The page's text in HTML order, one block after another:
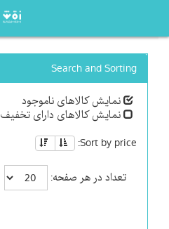
Search and Sorting
نمایش کالاهای ناموجود
نمایش کالاهای دارای تخفیف
Sort by price:
تعداد در هر صفحه: